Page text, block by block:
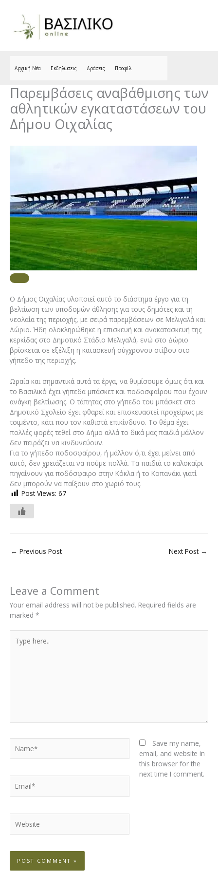
Αρχική Νέα Εκδηλώσεις Δράσεις Προφίλ
Παρεμβάσεις αναβάθμισης των
αθλητικών εγκαταστάσεων του
Δήμου Οιχαλίας
Ο Δήμος Οιχαλίας υλοποιεί αυτό το διάστημα έργο για τη
βελτίωση των υποδομών άθλησης για τους δημότες και τη
νεολαία της περιοχής, με σειρά παρεμβάσεων σε Μελιγαλά και
Δώριο. Ήδη ολοκληρώθηκε η επισκευή και ανακατασκευή της
κερκίδας στο Δημοτικό Στάδιο Μελιγαλά, ενώ στο Δώριο
βρίσκεται σε εξέλιξη η κατασκευή σύγχρονου στίβου στο
γήπεδο της περιοχής.
Ωραία και σημαντικά αυτά τα έργα, να θυμίσουμε όμως ότι και
το Βασιλικό έχει γήπεδα μπάσκετ και ποδοσφαίρου που έχουν
ανάγκη βελτίωσης. Ο τάπητας στο γήπεδο του μπάσκετ στο
Δημοτικό Σχολείο έχει φθαρεί και επισκευαστεί προχείρως με
τσιμέντο, κάτι που τον καθιστά επικίνδυνο. Το θέμα έχει
πολλές φορές τεθεί στο Δήμο αλλά το δικά μας παιδιά μάλλον
δεν πειράζει να κινδυνεύουν.
Για το γήπεδο ποδοσφαίρου, ή μάλλον ό,τι έχει μείνει από
αυτό, δεν χρειάζεται να πούμε πολλά. Τα παιδιά το καλοκαίρι
πηγαίνουν για ποδόσφαιρο στην Κόκλα ή το Κοπανάκι γιατί
δεν μπορούν να παίξουν στο χωριό τους.
Post Views: 67
← Previous Post Next Post →
Leave a Comment
Your email address will not be published. Required fields are
marked *
here..
Save my name,
email, and website in
this browser for the
next time I comment.